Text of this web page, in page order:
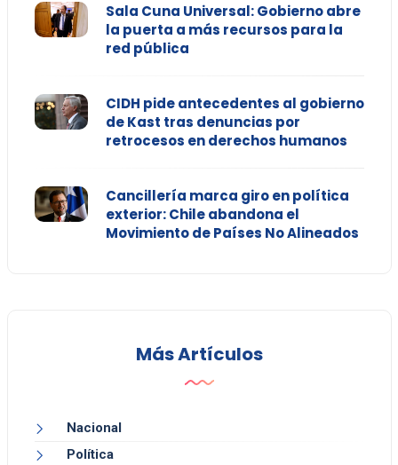
Sala Cuna Universal: Gobierno abre
la puerta a más recursos para la
red pública
CIDH pide antecedentes al gobierno
de Kast tras denuncias por
retrocesos en derechos humanos
Cancillería marca giro en política
exterior: Chile abandona el
Movimiento de Países No Alineados
Más Artículos
Nacional
Política